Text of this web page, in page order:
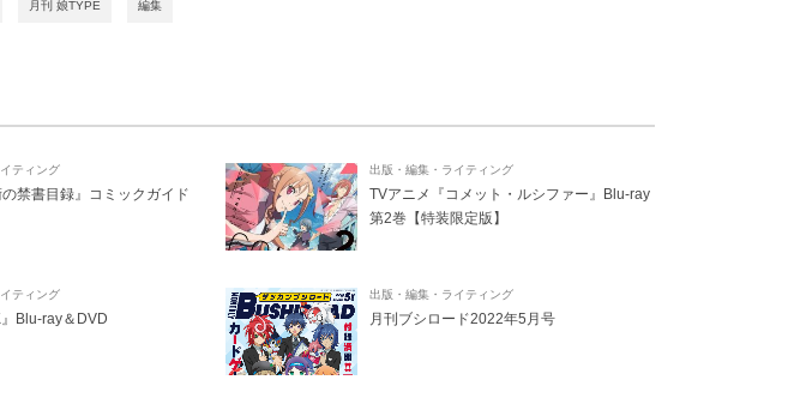
月刊 娘TYPE 編集
ティング
の禁書目録』コミックガイド
出版・編集・ライティング
TVアニメ『コメット・ルシファー』Blu-ray
第2巻【特装限定版】
ティング
Blu-ray＆DVD
出版・編集・ライティング
月刊ブシロード2022年5月号